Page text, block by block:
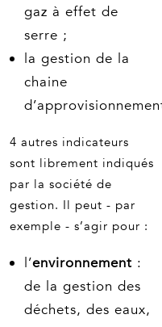
gaz à effet de
serre ;
la gestion de la
chaine
4 autres indicateurs
sont librement indiqués
par la société de
gestion. Il peut - par
exemple - s’agir pour :
l’environnement :
de la gestion des
déchets, des eaux,